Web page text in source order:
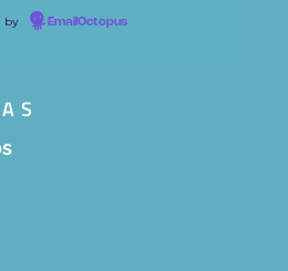
by EmailOctopus